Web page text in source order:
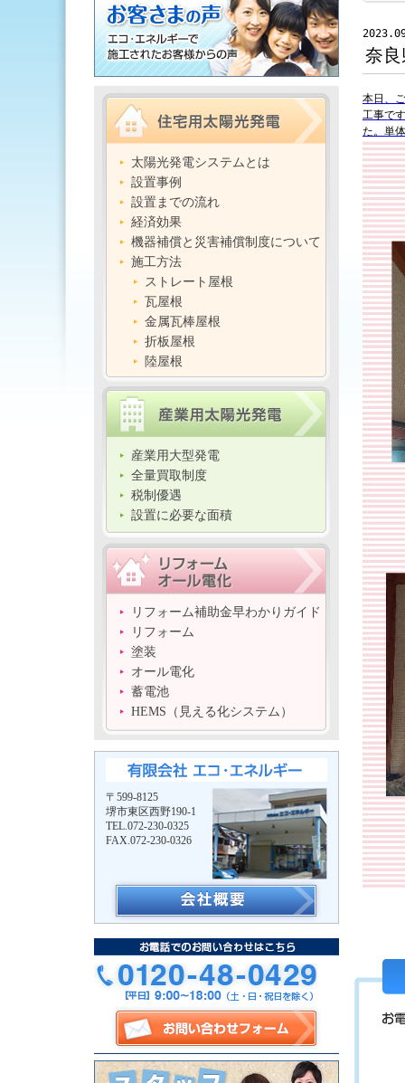
太陽光発電システムとは
設置事例
設置までの流れ
経済効果
機器補償と災害補償制度について
施工方法
ストレート屋根
瓦屋根
金属瓦棒屋根
折板屋根
陸屋根
産業用大型発電
全量買取制度
税制優遇
設置に必要な面積
リフォーム補助金早わかりガイド
リフォーム
塗装
オール電化
蓄電池
HEMS（見える化システム）
〒599-8125
堺市東区西野190-1
TEL.072-230-0325
FAX.072-230-0326
奈
本日、
工事で
た。単